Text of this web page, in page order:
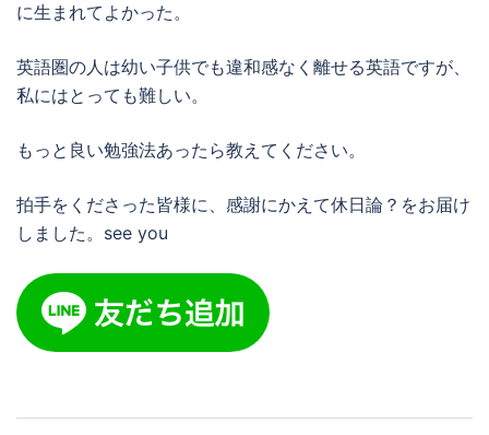
に生まれてよかった。
英語圏の人は幼い子供でも違和感なく離せる英語ですが、
私にはとっても難しい。
もっと良い勉強法あったら教えてください。
拍手をくださった皆様に、感謝にかえて休日論？をお届け
しました。see you